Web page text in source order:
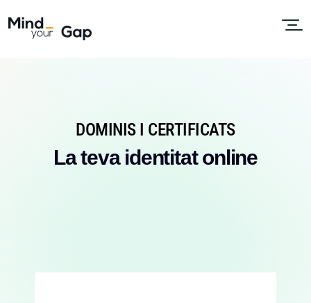
DOMINIS I CERTIFICATS
La teva identitat online